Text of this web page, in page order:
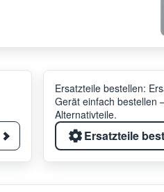
Ersatzteile bestellen:
Gerät einfach bestellen
Alternativteile.
Ersatzteile